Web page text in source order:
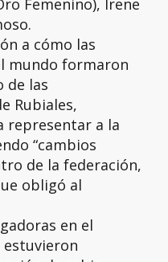
Femenino), Irene
a cómo las
mundo formaron
de las
Rubiales,
representar a la
“cambios
de la federación,
obligó al
en el